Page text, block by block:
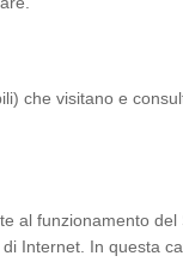
che visitano e
al funzionamento
Internet. In questa